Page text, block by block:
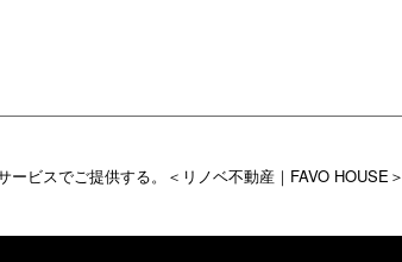
ビスでご提供する。＜リノベ不動産｜FAVO HOUSE＞